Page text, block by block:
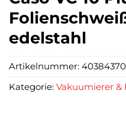
edelstahl
Artikelnummer:
Kategorie: Vakuumierer &